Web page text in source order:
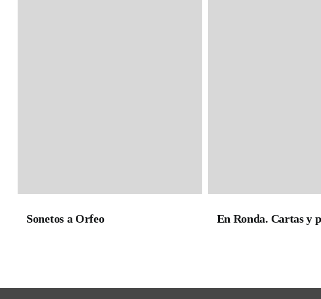
Sonetos a Orfeo En Ronda. Cartas y